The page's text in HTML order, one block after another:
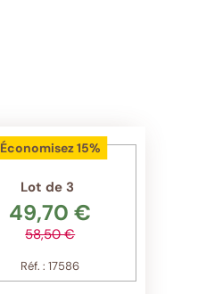
Économisez 15%
Lot de 3
49,70 €
58,50 €
Réf. : 17586